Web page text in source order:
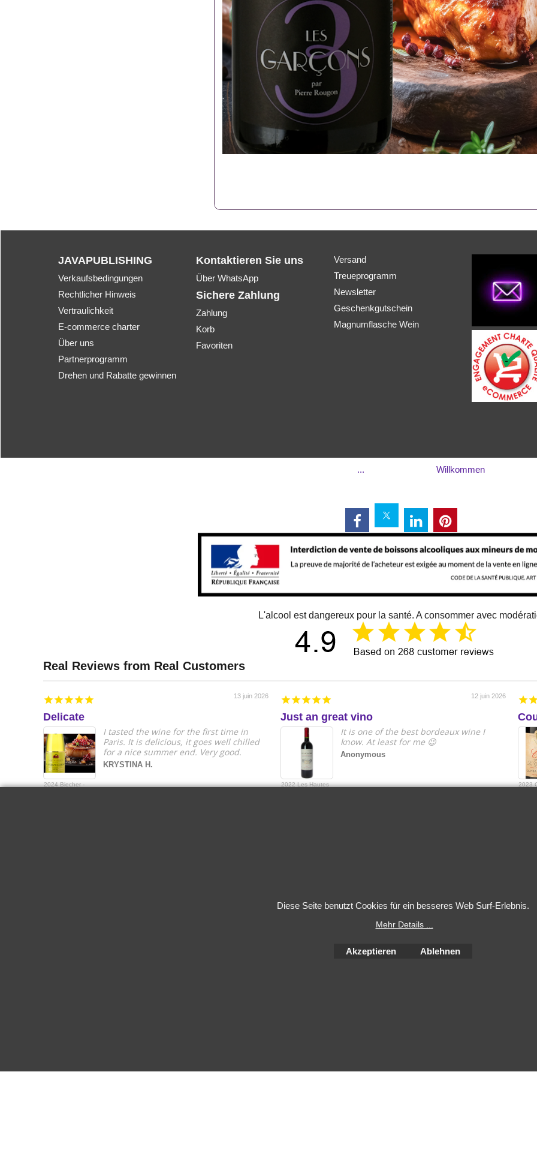
JAVAPUBLISHING
Verkaufsbedingungen
Rechtlicher Hinweis
Vertraulichkeit
E-commerce charter
Über uns
Partnerprogramm
Drehen und Rabatte gewinnen
Kontaktieren Sie uns
Über WhatsApp
Sichere Zahlung
Zahlung
Korb
Favoriten
Versand
Treueprogramm
Newsletter
Geschenkgutschein
Magnumflasche Wein
... Willkommen
L'alcool est dangereux pour la santé. A consommer avec
13 juin 2026
Delicate
2024 Biecher -
I tasted the wine for the first time in
Paris. It is delicious, it goes well chilled
for a nice summer end. Very good.
KRYSTINA H.
12 juin 2026
Just an great vino
2022 Les Hautes
It is one of the best bordeaux wine I
know. At least for me 😉
Anonymous
2023
WebShop erstellt mit
Diese Seite benutzt Cookies für ein besseres Web Surf-Erlebnis.
Mehr Details ...
Akzeptieren Ablehnen